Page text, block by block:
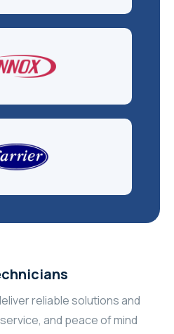
reliable solutions and
and peace of mind